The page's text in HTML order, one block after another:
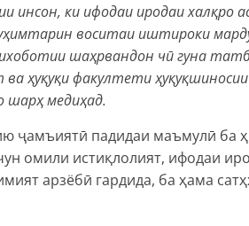
инсон, ки ифодаи иродаи халқро
воситаи иштироки
шаҳрвандон чӣ гуна
ҳуқуқи факултети
шарҳ медиҳад.
ҷамъиятӣ падидаи маъмулӣ ба
омили истиқлолият, ифодаи
арзёбӣ гардида, ба ҳама